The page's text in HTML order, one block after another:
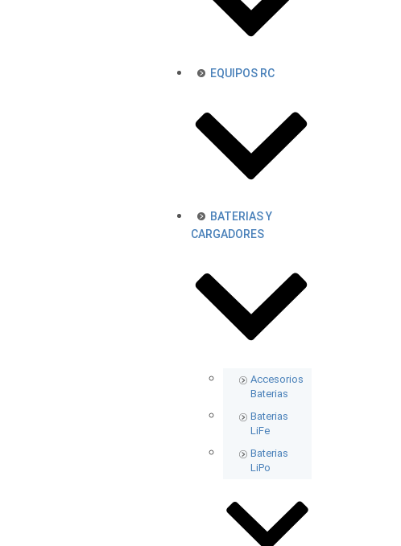
EQUIPOS RC
BATERIAS Y
CARGADORES
Accesorios
Baterias
Baterias
LiFe
Baterias
LiPo